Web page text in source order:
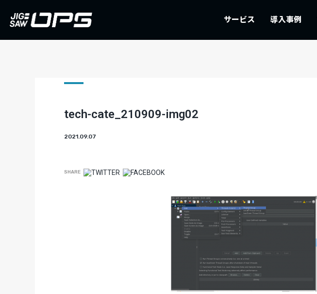
サービス 導入事例
tech-cate_210909-img02
2021.09.07
SHARE